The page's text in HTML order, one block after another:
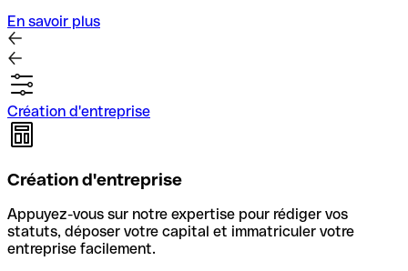
En savoir plus
Création d'entreprise
Création d'entreprise
Appuyez-vous sur notre expertise pour rédiger vos
statuts, déposer votre capital et immatriculer votre
entreprise facilement.